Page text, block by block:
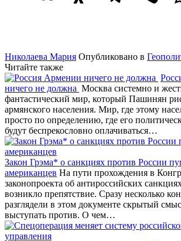
Николаева Мария Опубликовано в
Читайте также
ничего не должна Москва системно и
фантастический мир, который Пашинян
армянского населения. Мир, где этому
просто по определению, где его
будут беспрекословно оплачиваться…
Закон Грэма* о санкциях против России
американцев На пути прохождения в
законопроекта об антироссийских
возникло препятствие. Сразу несколько
разглядели в этом документе скрытый
выступать против. О чем…